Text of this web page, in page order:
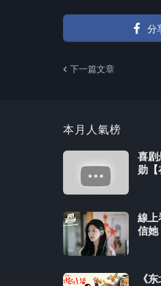
分
下一篇文章
本月人氣榜
喜剧
勋【
線上
信她
《